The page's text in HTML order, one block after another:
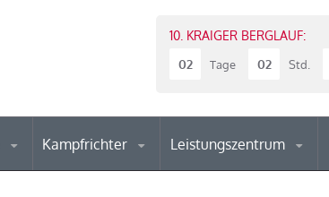
10. KRAIGER BERGLAUF:
02
Tage 02 Std.
Kampfrichter Leistungszentrum